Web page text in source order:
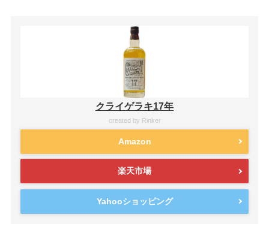
クライゲラキ17年
created by Rinker
Amazon
楽天市場
Yahooショッピング